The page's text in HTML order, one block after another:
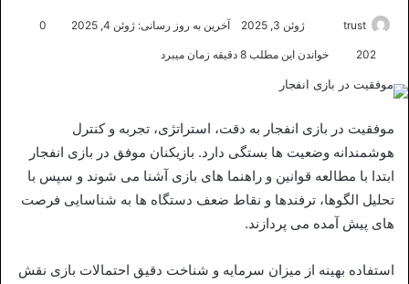
trust
ارسالژوئن 3, 2025 آخرین به روز رسانی: ژوئن 4, 2025 0
202 خواندن این مطلب 8 دقیقه زمان میبرد
موفقیت در بازی انفجار به دقت، استراتژی، تجربه و کنترل
هوشمندانه وضعیت‌ ها بستگی دارد. بازیکنان موفق در بازی انفجار
ابتدا با مطالعه قوانین و راهنما های بازی آشنا می‌ شوند و سپس با
تحلیل الگوها، ترفندها و نقاط ضعف دستگاه‌ ها به شناسایی فرصت‌
های پیش آمده می‌ پردازند.
استفاده بهینه از میزان سرمایه و شناخت دقیق احتمالات بازی نقش